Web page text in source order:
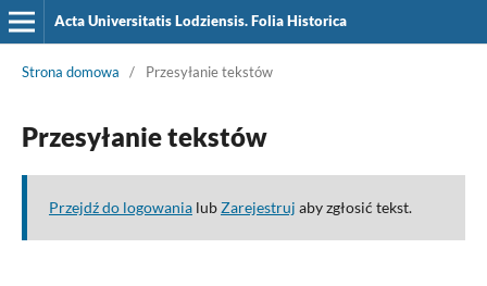
Acta Universitatis Lodziensis. Folia Historica
Strona domowa / Przesyłanie tekstów
Przesyłanie tekstów
Przejdź do logowanialubZarejestruj aby zgłosić tekst.